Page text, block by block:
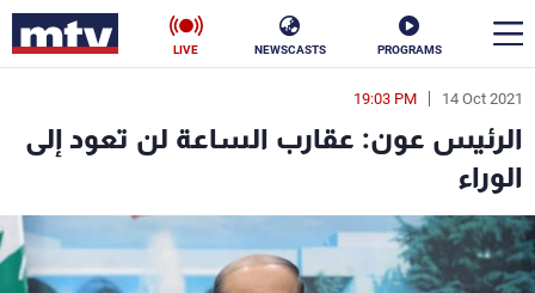
PROGRAMS
NEWSCASTS
LIVE
14 Oct 2021
19:03 PM
الرئيس عون: عقارب الساعة لن تعود إلى
الوراء
en
الأخبار
سياسة ناس
إقتصاد فن